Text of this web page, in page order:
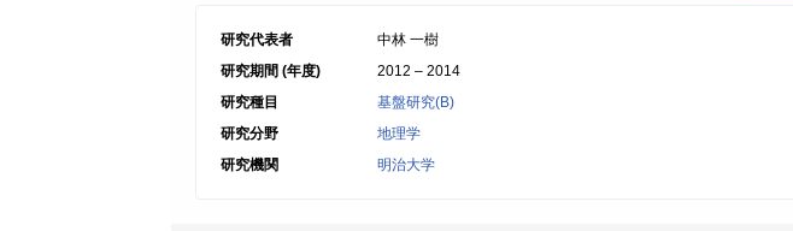
研究代表者
中林 一樹
研究期間 (年度)
2012 – 2014
研究種目
基盤研究(B)
研究分野
地理学
研究機関
明治大学